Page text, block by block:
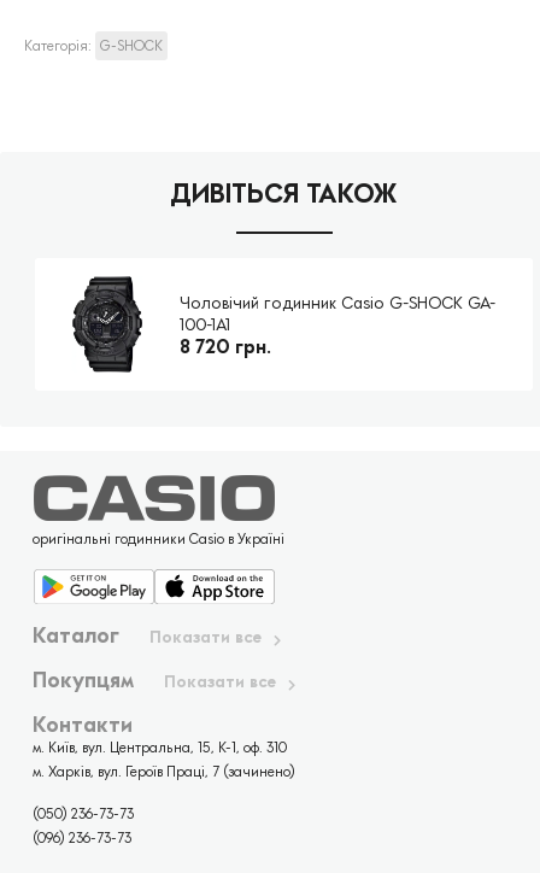
Категорія: G-SHOCK
ДИВІТЬСЯ ТАКОЖ
Чоловічий годинник Casio G-SHOCK GA-
100-1A1
8 720 грн.
оригінальні годинники Casio в Україні
Каталог Показати все
Покупцям Показати все
Контакти
м. Київ, вул. Центральна, 15, К-1, оф. 310
м. Харків, вул. Героїв Праці, 7 (зачинено)
(050) 236-73-73
(096) 236-73-73